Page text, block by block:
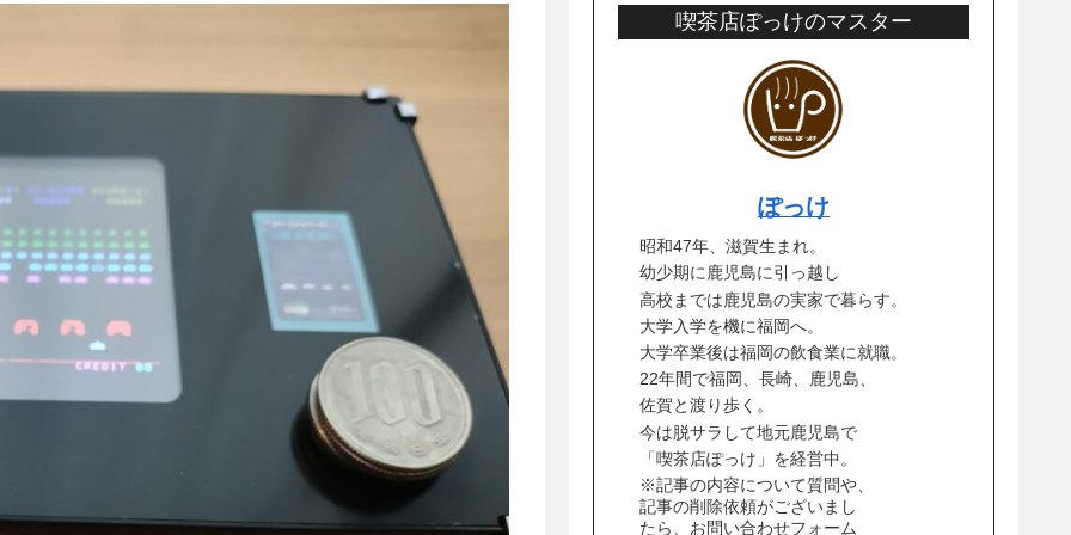
喫茶店ぽっけのマスター
ぽっけ
昭和47年、滋賀生まれ。
幼少期に鹿児島に引っ越し
高校までは鹿児島の実家で暮らす。
大学入学を機に福岡へ。
大学卒業後は福岡の飲食業に就職。
22年間で福岡、長崎、鹿児島、
佐賀と渡り歩く。
今は脱サラして地元鹿児島で
「喫茶店ぽっけ」を経営中。
※記事の内容について質問や、
記事の削除依頼がございまし
たら、お問い合わせフォーム